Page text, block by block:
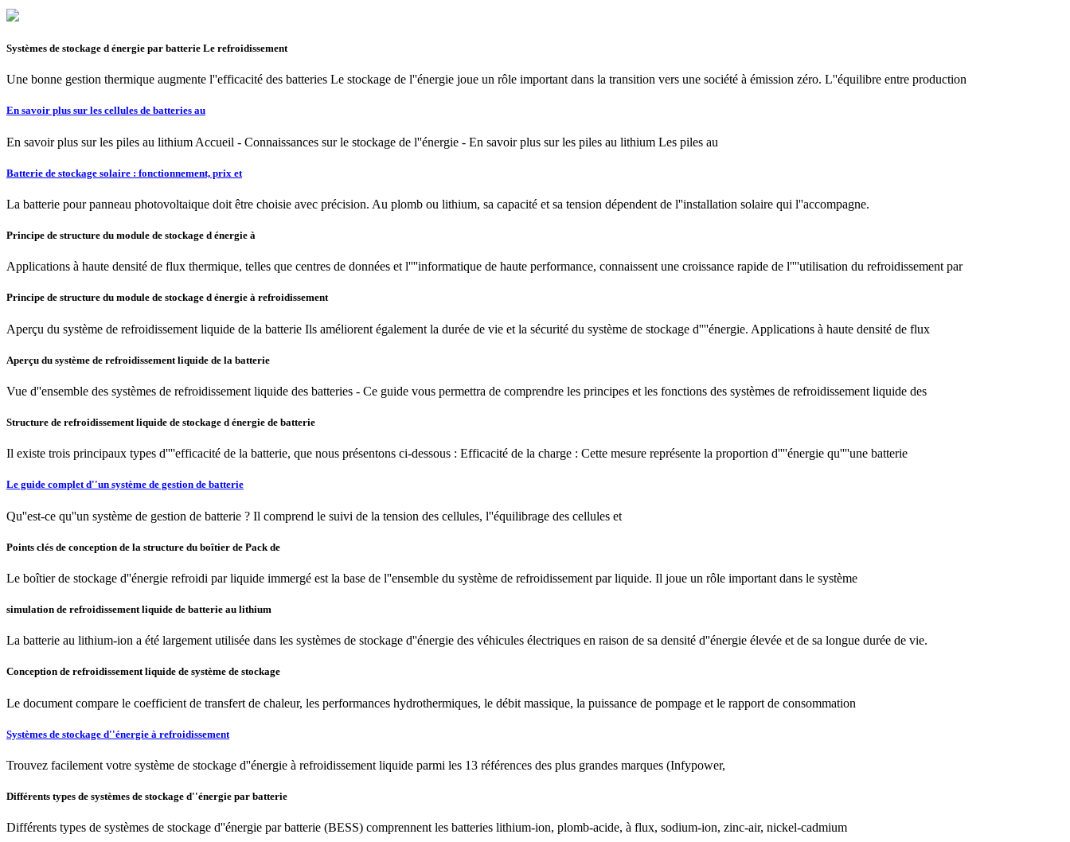
Systèmes de stockage d énergie par batterie Le refroidissement
Une bonne gestion thermique augmente l''efficacité des batteries Le stockage de l''énergie joue un rôle important dans la transition vers une société à émission zéro. L''équilibre entre production
En savoir plus sur les cellules de batteries au
En savoir plus sur les piles au lithium Accueil - Connaissances sur le stockage de l''énergie - En savoir plus sur les piles au lithium Les piles au
Batterie de stockage solaire : fonctionnement, prix et
La batterie pour panneau photovoltaique doit être choisie avec précision. Au plomb ou lithium, sa capacité et sa tension dépendent de l''installation solaire qui l''accompagne.
Principe de structure du module de stockage d énergie à
Applications à haute densité de flux thermique, telles que centres de données et l''''informatique de haute performance, connaissent une croissance rapide de l''''utilisation du refroidissement par
Principe de structure du module de stockage d énergie à refroidissement
Aperçu du système de refroidissement liquide de la batterie Ils améliorent également la durée de vie et la sécurité du système de stockage d''''énergie. Applications à haute densité de flux
Aperçu du système de refroidissement liquide de la batterie
Vue d''ensemble des systèmes de refroidissement liquide des batteries - Ce guide vous permettra de comprendre les principes et les fonctions des systèmes de refroidissement liquide des
Structure de refroidissement liquide de stockage d énergie de batterie
Il existe trois principaux types d''''efficacité de la batterie, que nous présentons ci-dessous : Efficacité de la charge : Cette mesure représente la proportion d''''énergie qu''''une batterie
Le guide complet d''un système de gestion de batterie
Qu''est-ce qu''un système de gestion de batterie ? Il comprend le suivi de la tension des cellules, l''équilibrage des cellules et
Points clés de conception de la structure du boîtier de Pack de
Le boîtier de stockage d''énergie refroidi par liquide immergé est la base de l''ensemble du système de refroidissement par liquide. Il joue un rôle important dans le système
simulation de refroidissement liquide de batterie au lithium
La batterie au lithium-ion a été largement utilisée dans les systèmes de stockage d''énergie des véhicules électriques en raison de sa densité d''énergie élevée et de sa longue durée de vie.
Conception de refroidissement liquide de système de stockage
Le document compare le coefficient de transfert de chaleur, les performances hydrothermiques, le débit massique, la puissance de pompage et le rapport de consommation
Systèmes de stockage d''énergie à refroidissement
Trouvez facilement votre système de stockage d''énergie à refroidissement liquide parmi les 13 références des plus grandes marques (Infypower,
Différents types de systèmes de stockage d''énergie par batterie
Différents types de systèmes de stockage d''énergie par batterie (BESS) comprennent les batteries lithium-ion, plomb-acide, à flux, sodium-ion, zinc-air, nickel-cadmium